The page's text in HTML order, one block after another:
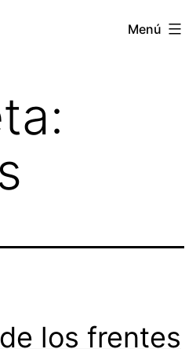
Menú
los frentes